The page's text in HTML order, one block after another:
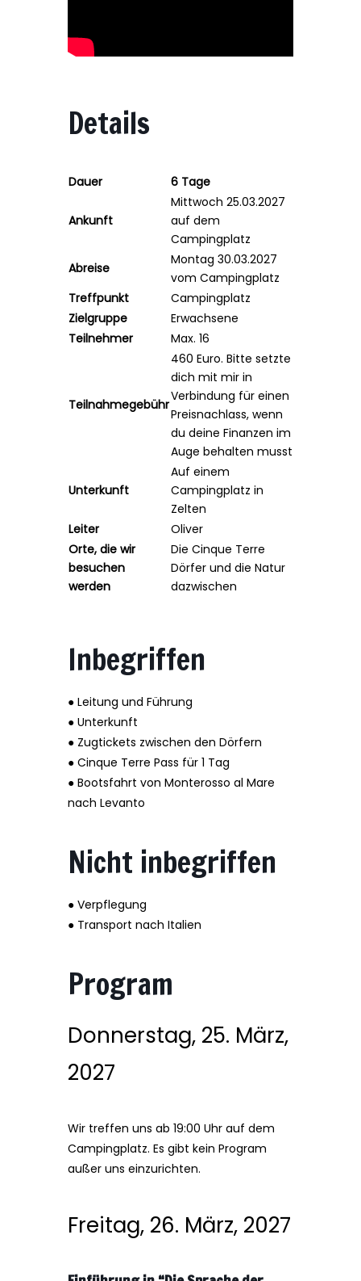
Details
Dauer 6 Tage
Ankunft
Mittwoch 25.03.2027
auf dem
Campingplatz
Abreise
Montag 30.03.2027
vom Campingplatz
Treffpunkt
Campingplatz
Zielgruppe
Erwachsene
Teilnehmer
Max. 16
Teilnahmegebühr
460 Euro. Bitte setzte
dich mit mir in
Verbindung für einen
Preisnachlass, wenn
du deine Finanzen im
Auge behalten musst
Unterkunft
Auf einem
Campingplatz in
Zelten
Leiter
Oliver
Orte, die wir
besuchen
werden
Die Cinque Terre
Dörfer und die Natur
dazwischen
Inbegriffen
● Leitung und Führung
● Unterkunft
● Zugtickets zwischen den Dörfern
● Cinque Terre Pass für 1 Tag
● Bootsfahrt von Monterosso al Mare
nach Levanto
Nicht inbegriffen
● Verpflegung
● Transport nach Italien
Program
Donnerstag, 25. März,
2027
Wir treffen uns ab 19:00 Uhr auf dem
Campingplatz. Es gibt kein Program
außer uns einzurichten.
Freitag, 26. März, 2027